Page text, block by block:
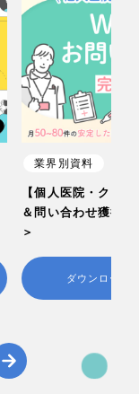
業界別資料
【個人医院・クリ
＆問い合わせ獲得
＞
ダウンロード